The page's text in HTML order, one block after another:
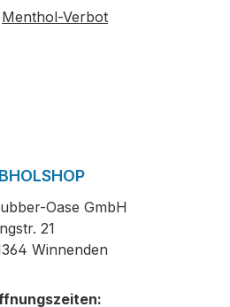
Menthol-Verbot
Oase GmbH
21
Winnenden